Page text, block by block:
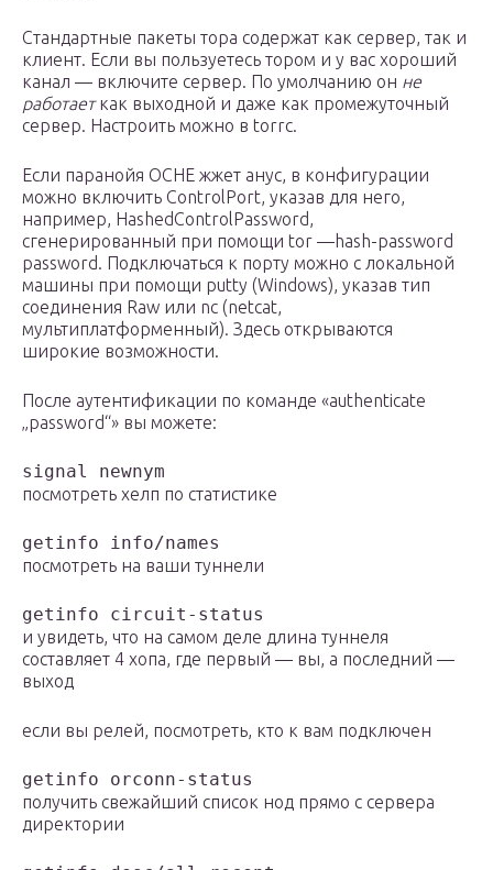
Стандартные пакеты тора содержат как сервер, так и
клиент. Если вы пользуетесь тором и у вас хороший
канал — включите сервер. По умолчанию он не
работаеткак выходной и даже как промежуточный
сервер. Настроить можно в torrc.
Если паранойя OCHE жжет анус, в конфигурации
можно включить ControlPort, указав для него,
например, HashedControlPassword,
сгенерированный при помощи tor —hash-password
password. Подключаться к порту можно с локальной
машины при помощи putty (Windows), указав тип
соединения Raw или nc (netcat,
мультиплатформенный). Здесь открываются
широкие возможности.
После аутентификации по команде «authenticate
„password“» вы можете:
signal newnym
посмотреть хелп по статистике
getinfo info/names
посмотреть на ваши туннели
getinfo circuit-status
и увидеть, что на самом деле длина туннеля
составляет 4 хопа, где первый — вы, а последний —
выход
если вы релей, посмотреть, кто к вам подключен
getinfo orconn-status
получить свежайший список нод прямо с сервера
директории